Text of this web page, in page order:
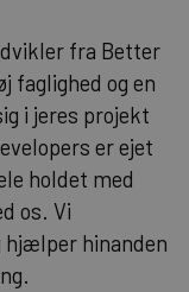
fra Better
faglighed og en
i jeres projekt
er ejet
holdet med
os. Vi
hjælper hinanden